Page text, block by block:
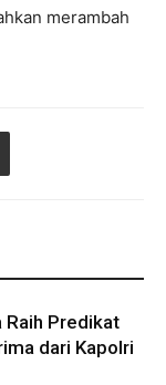
merambah
Raih Predikat
dari Kapolri